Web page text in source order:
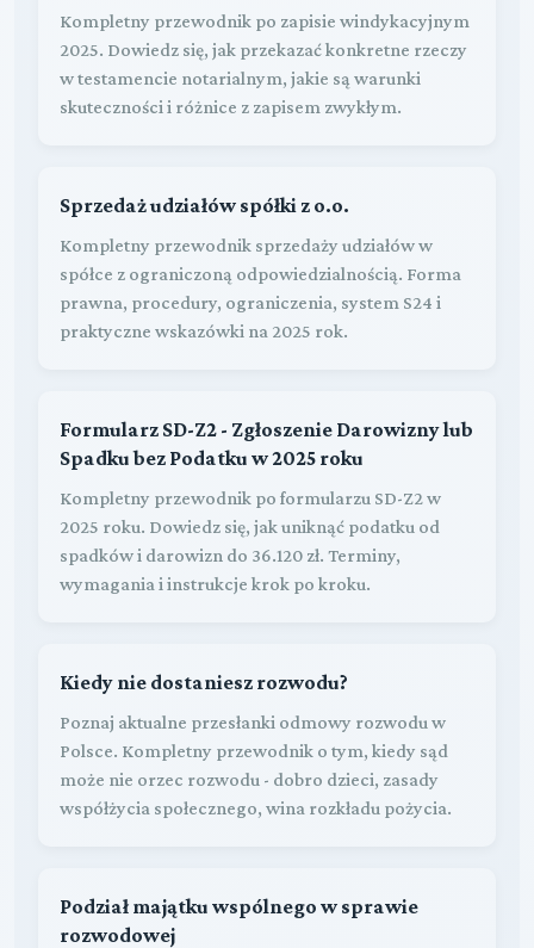
Kompletny przewodnik po zapisie windykacyjnym
2025. Dowiedz się, jak przekazać konkretne rzeczy
w testamencie notarialnym, jakie są warunki
skuteczności i różnice z zapisem zwykłym.
Sprzedaż udziałów spółki z o.o.
Kompletny przewodnik sprzedaży udziałów w
spółce z ograniczoną odpowiedzialnością. Forma
prawna, procedury, ograniczenia, system S24 i
praktyczne wskazówki na 2025 rok.
Formularz SD-Z2 - Zgłoszenie Darowizny lub
Spadku bez Podatku w 2025 roku
Kompletny przewodnik po formularzu SD-Z2 w
2025 roku. Dowiedz się, jak uniknąć podatku od
spadków i darowizn do 36.120 zł. Terminy,
wymagania i instrukcje krok po kroku.
Kiedy nie dostaniesz rozwodu?
Poznaj aktualne przesłanki odmowy rozwodu w
Polsce. Kompletny przewodnik o tym, kiedy sąd
może nie orzec rozwodu - dobro dzieci, zasady
współżycia społecznego, wina rozkładu pożycia.
Podział majątku wspólnego w sprawie
rozwodowej